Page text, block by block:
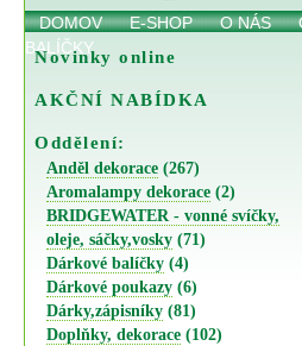
DOMOV E-SHOP O NÁS
BALÍČKY
Novinky online
AKČNÍ NABÍDKA
Oddělení:
Anděl dekorace (267)
Aromalampy dekorace (2)
BRIDGEWATER - vonné svíčky,
oleje, sáčky,vosky (71)
Dárkové balíčky (4)
Dárkové poukazy (6)
Dárky,zápisníky (81)
Doplňky, dekorace (102)